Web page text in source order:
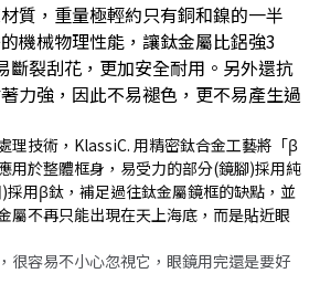
質，重量極輕約只有銅和鎳的一半
機械物理性能，讓鈦金屬比鋁強3
斷裂刮花，更加安全耐用。另外還抗
力強，因此不易褪色，更不易產生過
理技術，KlassiC. 用精密鈦合金工藝將「β
用於整體框身，易受力的部分(鏡腳)採用純
採用β鈦，補足過往鈦金屬鏡框的缺點，並
屬不再只能出現在天上海底，而是貼近眼
很容易不小心忽視它，眼鏡用完還是要好